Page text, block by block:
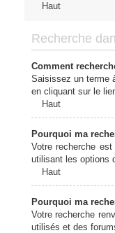
Haut
Recherche
Comment
Saisissez un terme
en cliquant sur le
Haut
Pourquoi ma
Votre recherche
utilisant les options
Haut
Pourquoi ma
Votre recherche
utilisés et des